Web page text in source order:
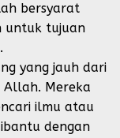
bersyarat
untuk tujuan
yang jauh dari
Mereka
ilmu atau
dengan